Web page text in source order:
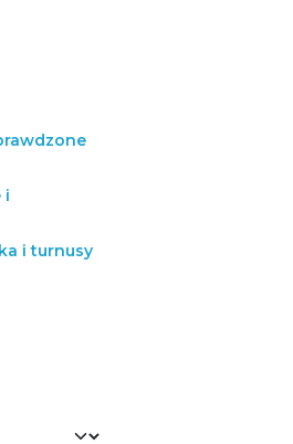
i
i turnusy